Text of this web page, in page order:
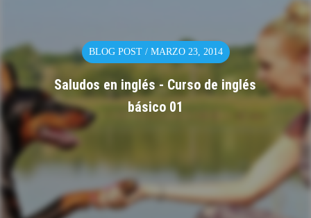
BLOG POST / MARZO 23, 2014
Saludos en inglés - Curso de inglés
básico 01